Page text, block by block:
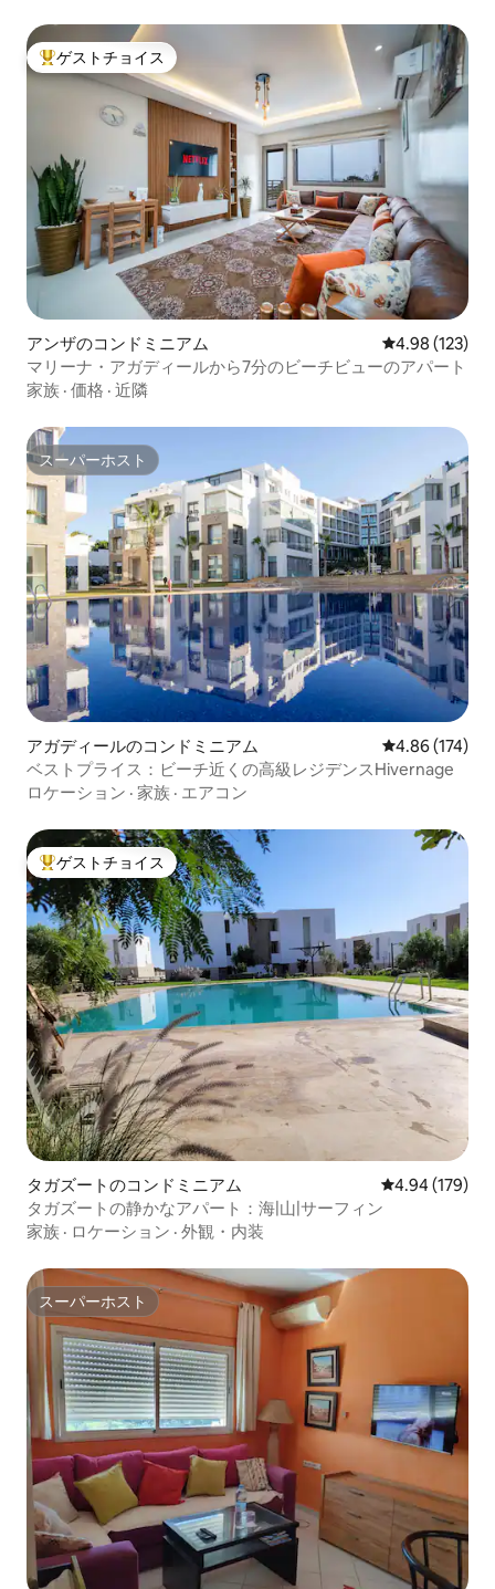
大好評のゲストチョイスです。
ゲストチョイス
アンザのコンドミニアム レビュー123
4.98 (123)
マリーナ・アガディールから7分のビーチビューのアパート
家族 · 価格 · 近隣
スーパーホスト
スーパーホスト
アガディールのコンドミニアム レビュー174
4.86 (174)
ベストプライス：ビーチ近くの高級レジデンスHivernage
ロケーション · 家族 · エアコン
大好評のゲストチョイスです。
ゲストチョイス
タガズートのコンドミニアム レビュー179
4.94 (179)
タガズートの静かなアパート：海|山|サーフィン
家族 · ロケーション · 外観・内装
スーパーホスト
スーパーホスト